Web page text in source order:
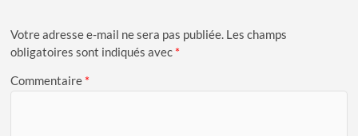
Votre adresse e-mail ne sera pas publiée. Les champs
obligatoires sont indiqués avec *
Commentaire *